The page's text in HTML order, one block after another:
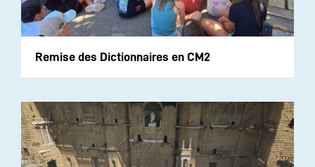
Remise des Dictionnaires en CM2